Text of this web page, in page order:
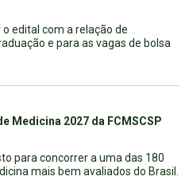
edital com a relação de
e para as vagas de bolsa
Medicina 2027 da FCMSCSP
para concorrer a uma das 180
mais bem avaliados do Brasil.